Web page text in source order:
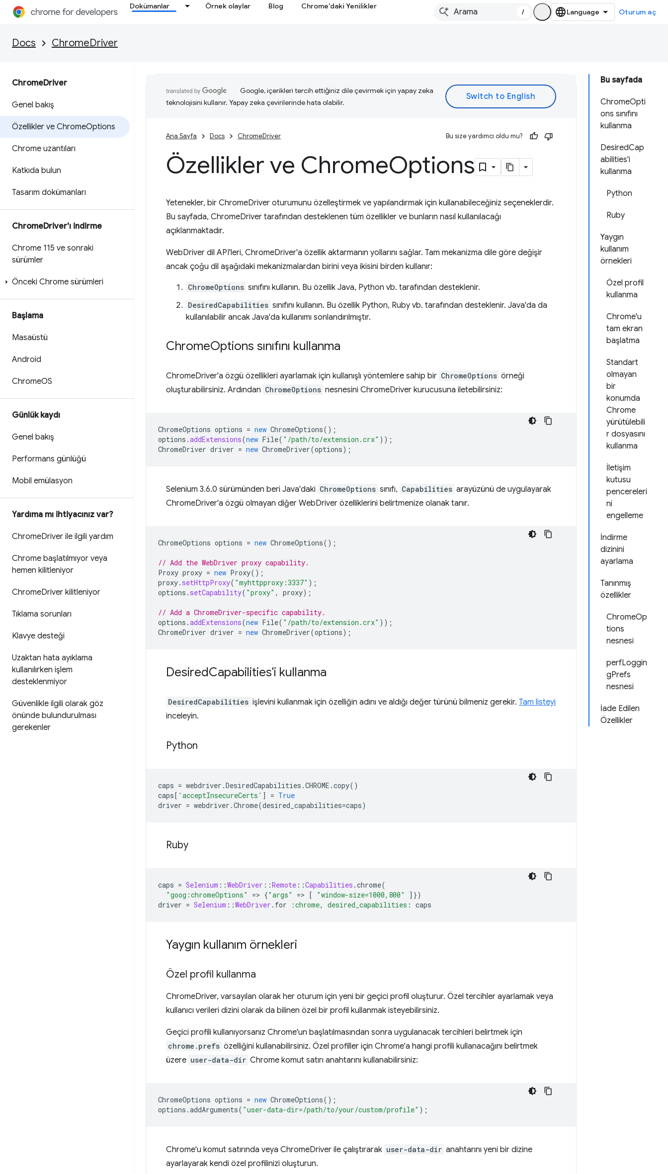
Dokümanlar Örnek olaylar Blog Chrome'daki Yenilikler
/ Oturum aç
Docs ChromeDriver
ChromeDriver
Genel bakış
Özellikler ve ChromeOptions
Chrome uzantıları
Katkıda bulun
Tasarım dokümanları
ChromeDriver'ı indirme
Chrome 115 ve sonraki
sürümler
Önceki Chrome sürümleri
Başlama
Masaüstü
Android
ChromeOS
Günlük kaydı
Genel bakış
Performans günlüğü
Mobil emülasyon
Yardıma mı ihtiyacınız var?
ChromeDriver ile ilgili yardım
Chrome başlatılmıyor veya
hemen kilitleniyor
ChromeDriver kilitleniyor
Tıklama sorunları
Klavye desteği
Uzaktan hata ayıklama
kullanılırken işlem
desteklenmiyor
Güvenlikle ilgili olarak göz
önünde bulundurulması
gerekenler
Bu sayfada
ChromeOpti
ons sınıfını
kullanma
DesiredCap
abilities'i
kullanma
Python
Ruby
Yaygın
kullanım
örnekleri
Özel profil
kullanma
Chrome'u
tam ekran
başlatma
Standart
olmayan
bir
konumda
Chrome
yürütülebili
r dosyasını
kullanma
İletişim
kutusu
pencereleri
ni
engelleme
İndirme
dizinini
ayarlama
Tanınmış
özellikler
ChromeOp
tions
nesnesi
perfLoggin
gPrefs
nesnesi
İade Edilen
Özellikler
Google, içerikleri tercih ettiğiniz dile çevirmek için yapay zeka
teknolojisini kullanır. Yapay zeka çevirilerinde hata olabilir.
Ana Sayfa Docs ChromeDriver Bu size yardımcı oldu mu?
Özellikler ve ChromeOptions
Yetenekler, bir ChromeDriver oturumunu özelleştirmek ve yapılandırmak için kullanabileceğiniz seçeneklerdir.
Bu sayfada, ChromeDriver tarafından desteklenen tüm özellikler ve bunların nasıl kullanılacağı
açıklanmaktadır.
WebDriver dil API'leri, ChromeDriver'a özellik aktarmanın yollarını sağlar. Tam mekanizma dile göre değişir
ancak çoğu dil aşağıdaki mekanizmalardan birini veya ikisini birden kullanır:
ChromeOptions sınıfını kullanın. Bu özellik Java, Python vb. tarafından desteklenir.
DesiredCapabilities sınıfını kullanın. Bu özellik Python, Ruby vb. tarafından desteklenir. Java'da da
kullanılabilir ancak Java'da kullanımı sonlandırılmıştır.
ChromeOptions sınıfını kullanma
ChromeDriver'a özgü özellikleri ayarlamak için kullanışlı yöntemlere sahip bir ChromeOptions örneği
oluşturabilirsiniz. Ardından ChromeOptions nesnesini ChromeDriver kurucusuna iletebilirsiniz:
ChromeOptions options = new ChromeOptions();
options .addExtensions(new File( "/path/to/extension.crx" ));
ChromeDriver driver = new ChromeDriver(options);
Selenium 3.6.0 sürümünden beri Java'daki ChromeOptions sınıfı, Capabilities arayüzünü de uygulayarak
ChromeDriver'a özgü olmayan diğer WebDriver özelliklerini belirtmenize olanak tanır.
ChromeOptions options = new ChromeOptions();
// Add the WebDriver proxy capability.
Proxy proxy = new Proxy();
proxy. setHttpProxy( "myhttpproxy:3337" );
options . setCapability( "proxy" , proxy);
// Add a ChromeDriver-specific capability.
options .addExtensions(new File( "/path/to/extension.crx" ));
ChromeDriver driver = new ChromeDriver(options);
DesiredCapabilities'i kullanma
DesiredCapabilities işlevini kullanmak için özelliğin adını ve aldığı değer türünü bilmeniz gerekir. Tam listeyi
inceleyin.
Python
caps = webdriver .DesiredCapabilities .CHROME .copy()
caps[ 'acceptInsecureCerts' ] = True
driver = webdriver .Chrome(desired_capabilities=caps)
Ruby
caps = Selenium ::WebDriver ::Remote ::Capabilities .chrome(
"goog:chromeOptions"
=> {"args" => [ "window-size=1000,800" ] })
driver = Selenium ::WebDriver . for :chrome, desired_capabilities : caps
Yaygın kullanım örnekleri
Özel profil kullanma
ChromeDriver, varsayılan olarak her oturum için yeni bir geçici profil oluşturur. Özel tercihler ayarlamak veya
kullanıcı verileri dizini olarak da bilinen özel bir profil kullanmak isteyebilirsiniz.
Geçici profili kullanıyorsanız Chrome'un başlatılmasından sonra uygulanacak tercihleri belirtmek için
chrome.prefs özelliğini kullanabilirsiniz. Özel profiller için Chrome'a hangi profili kullanacağını belirtmek
üzere user-data-dir Chrome komut satırı anahtarını kullanabilirsiniz:
ChromeOptions options = new ChromeOptions();
options .addArguments( "user-data-dir=/path/to/your/custom/profile" );
Chrome'u komut satırında veya ChromeDriver ile çalıştırarak user-data-dir anahtarını yeni bir dizine
ayarlayarak kendi özel profilinizi oluşturun.